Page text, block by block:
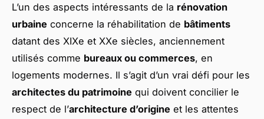
L’un des aspects intéressants de la rénovation
urbaine concerne la réhabilitation de bâtiments
datant des XIXe et XXe siècles, anciennement
utilisés comme bureaux ou commerces, en
logements modernes. Il s’agit d’un vrai défi pour les
architectes du patrimoine qui doivent concilier le
respect de l’architecture d’origine et les attentes